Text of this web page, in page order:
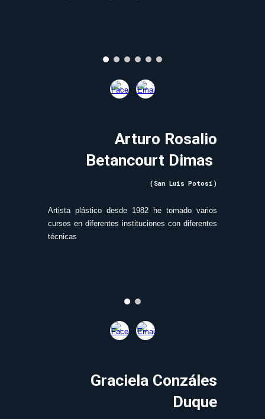
Arturo Rosalio
Betancourt Dimas
(San Luis Potosí)
Artista plástico desde 1982 he tomado varios
cursos en diferentes instituciones con diferentes
técnicas
Graciela Conzáles
Duque